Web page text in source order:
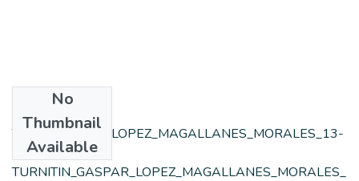
No
Thumbnail
Available
TESIS_GASPAR_LOPEZ_MAGALLANES_MORALES_13-
10.pdf(5.3 MB)
TURNITIN_GASPAR_LOPEZ_MAGALLANES_MORALES_